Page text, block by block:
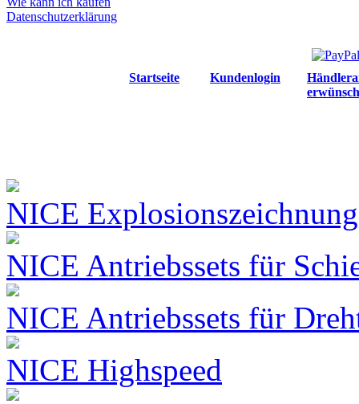
Datenschutzerklärung
Startseite Kundenlogin
NICE
NICE Antriebssets für
NICE Antriebssets für
NICE Highspeed